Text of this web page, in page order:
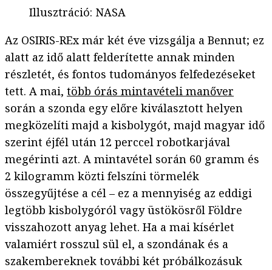
Illusztráció: NASA
Az OSIRIS-REx már két éve vizsgálja a Bennut; ez
alatt az idő alatt felderítette annak minden
részletét, és fontos tudományos felfedezéseket
tett. A mai, több órás mintavételi manőver
során a szonda egy előre kiválasztott helyen
megközelíti majd a kisbolygót, majd magyar idő
szerint éjfél után 12 perccel robotkarjával
megérinti azt. A mintavétel során 60 gramm és
2 kilogramm közti felszíni törmelék
összegyűjtése a cél – ez a mennyiség az eddigi
legtöbb kisbolygóról vagy üstökösről Földre
visszahozott anyag lehet. Ha a mai kísérlet
valamiért rosszul sül el, a szondának és a
szakembereknek további két próbálkozásuk